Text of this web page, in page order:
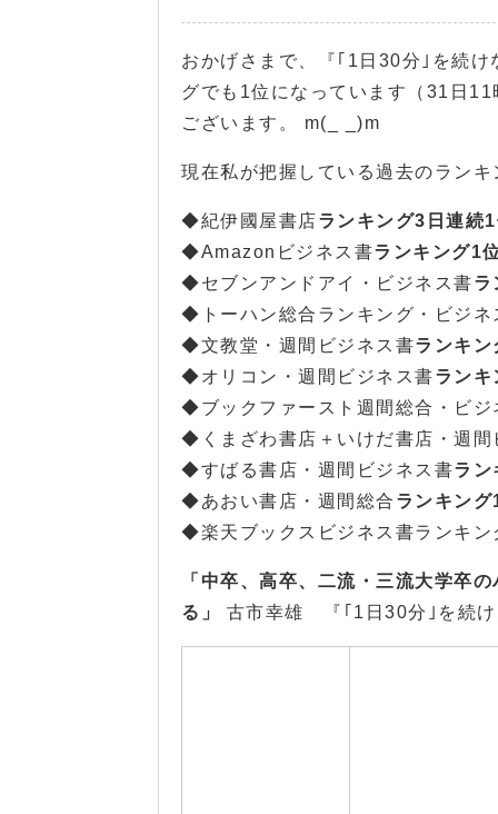
おかげさまで、『｢1日30分｣を続
グでも1位になっています（31日
ございます。 m(_ _)m
現在私が把握している過去のラン
◆紀伊國屋書店ランキング3日連続
◆Amazonビジネス書ランキング1
◆セブンアンドアイ・ビジネス書ラ
◆トーハン総合ランキング・ビジネ
◆文教堂・週間ビジネス書ランキン
◆オリコン・週間ビジネス書ランキ
◆ブックファースト週間総合・ビジ
◆くまざわ書店＋いけだ書店・週間
◆すばる書店・週間ビジネス書ラン
◆あおい書店・週間総合 ランキング
◆楽天ブックスビジネス書ランキン
「中卒、高卒、二流・三流大学卒
る」
古市幸雄 『｢1日30分｣を続